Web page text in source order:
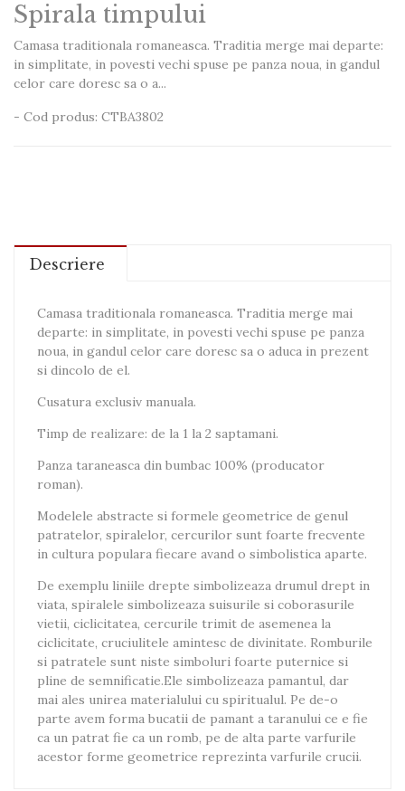
Spirala timpului
Camasa traditionala romaneasca. Traditia merge mai departe:
in simplitate, in povesti vechi spuse pe panza noua, in gandul
celor care doresc sa o a...
- Cod produs: CTBA3802
Descriere
Camasa traditionala romaneasca. Traditia merge mai
departe: in simplitate, in povesti vechi spuse pe panza
noua, in gandul celor care doresc sa o aduca in prezent
si dincolo de el.
Cusatura exclusiv manuala.
Timp de realizare: de la 1 la 2 saptamani.
Panza taraneasca din bumbac 100% (producator
roman).
Modelele abstracte si formele geometrice de genul
patratelor, spiralelor, cercurilor sunt foarte frecvente
in cultura populara fiecare avand o simbolistica aparte.
De exemplu liniile drepte simbolizeaza drumul drept in
viata, spiralele simbolizeaza suisurile si coborasurile
vietii, ciclicitatea, cercurile trimit de asemenea la
ciclicitate, cruciulitele amintesc de divinitate. Romburile
si patratele sunt niste simboluri foarte puternice si
pline de semnificatie.Ele simbolizeaza pamantul, dar
mai ales unirea materialului cu spiritualul. Pe de-o
parte avem forma bucatii de pamant a taranului ce e fie
ca un patrat fie ca un romb, pe de alta parte varfurile
acestor forme geometrice reprezinta varfurile crucii.